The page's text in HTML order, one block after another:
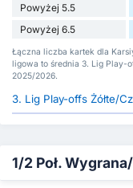
Powyżej 5.5
Powyżej 6.5
Łączna liczba kartek dla
ligowa to średnia 3. Lig Play-
2025/2026.
3. Lig Play-offs Żółte/
1/2 Poł.